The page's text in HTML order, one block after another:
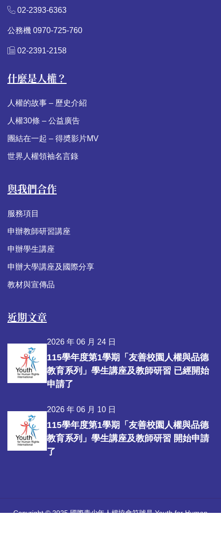
02-2393-6363
公務機 0970-725-760
02-2391-2158
什麼是人權？
人權的故事 – 歷史介紹
人權30條 – 公益廣告
團結在一起 – 得奬影片MV
世界人權領袖名言錄
與我們合作
服務項目
申辦教師研習講座
申辦學生講座
申辦大學講座及國際分享
教材與宣傳品
近期文章
2026 年 06 月 24 日
115學年度第1學期「友善校園人權與品德
教育系列」學生講座及教師研習 已經開始
申請了
2026 年 06 月 10 日
115學年度第1學期「友善校園人權與品德
教育系列」學生講座及教師研習 開始申請
了
Copyright © 2025 國際青少年人權協會符號是 Youth for Human